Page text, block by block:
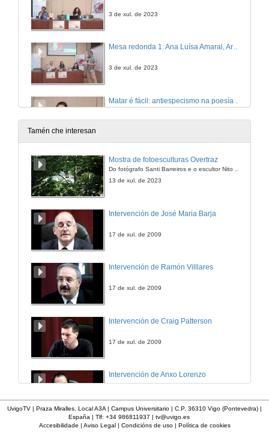
3 de xul. de 2023
Mesa redonda 1: Ana Luísa Amaral, Ary dos Santos, José Saramago. Presentación de las ponentes
3 de xul. de 2023
3 de xul. de 2023
Tamén che interesan
Mostra de fotoesculturas Overtraz
13 de xul. de 2023
Intervención de José Maria Barja
17 de xul. de 2009
Intervención de Ramón Villlares
17 de xul. de 2009
Intervención de Craig Patterson
17 de xul. de 2009
Intervención de Anxo Lorenzo
Intervención de Maria Xosé
UvigoTV | Praza Miralles. Local A3A | Campus Universitario | C.P. 36310 Vigo (Pontevedra) |
España | Tlf: +34 986811937 | tv@uvigo.es
Accesibilidade | Aviso Legal| Condicións de uso| Política de cookies